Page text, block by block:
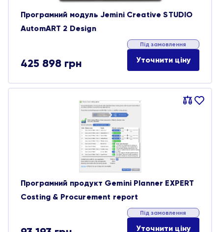
Програмний модуль Jemini Creative STUDIO
AutomART 2 Design
425 898 грн
Під замовлення
Уточнити ціну
Порівняти
В
Програмний продукт Gemini Planner EXPERT
Costing & Procurement report
Під замовлення
Уточнити ціну